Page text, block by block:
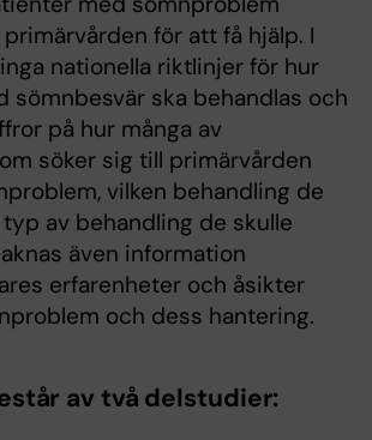
för att få hjälp. I
nationella riktlinjer för hur
sömnbesvär ska behandlas och
på hur många av
söker sig till primärvården
vilken behandling de
av behandling de skulle
även information
erfarenheter och åsikter
och dess hantering.
av två delstudier: